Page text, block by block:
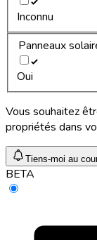
Inconnu
Panneaux
Oui
Vous souhaitez
propriétés dans
Tiens-moi au
BETA